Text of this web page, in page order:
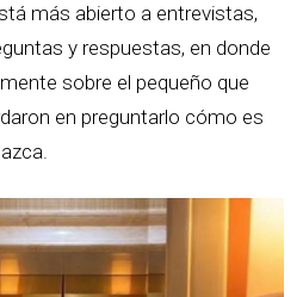
más abierto a entrevistas,
y respuestas, en donde
sobre el pequeño que
en preguntarlo cómo es